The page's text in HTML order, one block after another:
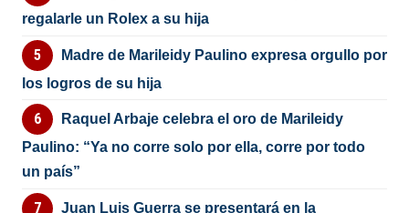
regalarle un Rolex a su hija
Madre de Marileidy Paulino expresa orgullo por
los logros de su hija
Raquel Arbaje celebra el oro de Marileidy
Paulino: “Ya no corre solo por ella, corre por todo
un país”
Juan Luis Guerra se presentará en la